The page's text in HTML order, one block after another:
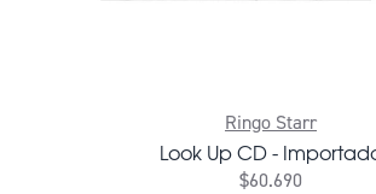
Ringo Starr
Look Up CD -
$60.690